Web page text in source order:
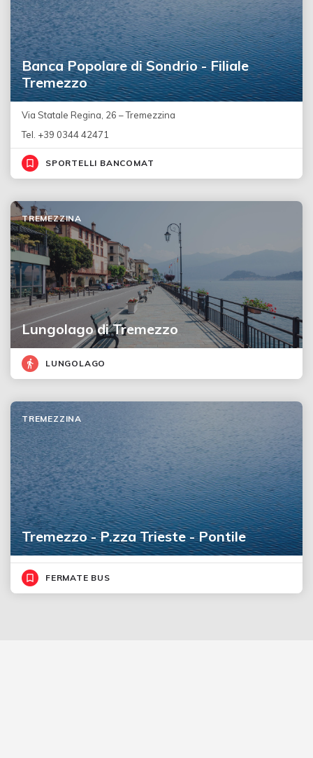
Banca Popolare di Sondrio - Filiale
Tremezzo
Via Statale Regina, 26 – Tremezzina
Tel. +39 0344 42471
SPORTELLI BANCOMAT
Lungolago di Tremezzo
TREMEZZINA
LUNGOLAGO
Tremezzo - P.zza Trieste - Pontile
TREMEZZINA
FERMATE BUS